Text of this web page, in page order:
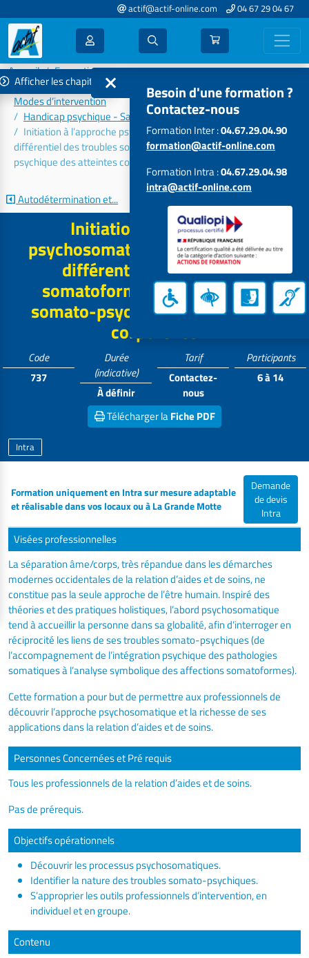
actif@actif-online.com 04 67 29 04 67
Accueil
Formations 2026
Connaissances et problématiques des publics accompagnés –
Modes d’intervention
Handicap psychique - Santé mentale
Initiation à l’approche psychosomatique : du diagnostic
différentiel des troubles somatoformes à l’intégration somato-
psychique des atteintes corporelles
Afficher les chapitres
Autodétermination et...
Initiation à l’approche
psychosomatique : du diagnostic
différentiel des troubles
somatoformes à l’intégration
somato-psychique des atteintes
corporelles
Code
737
Durée
(indicative)
À définir
Tarif
Contactez-
nous
Participants
6 à 14
Télécharger laFiche PDF
Intra
Formation uniquement en Intra sur mesure adaptable
et réalisable dans vos locaux ou à La Grande Motte
Demande
de devis
Intra
Visées professionnelles
La séparation âme/corps, très répandue dans les démarches
modernes occidentales de la relation d’aides et de soins, ne
constitue pas la seule approche de l’être humain. Inspiré des
théories et des pratiques holistiques, l’abord psychosomatique
tend à accueillir la personne dans sa globalité, afin d’interroger en
réciprocité les liens de ses troubles somato-psychiques (de
l’accompagnement de l’intégration psychique des pathologies
somatiques à l’analyse symbolique des affections somatoformes).
Cette formation a pour but de permettre aux professionnels de
découvrir l’approche psychosomatique et la richesse de ses
applications dans la relation d’aides et de soins.
Personnes Concernées et Pré requis
Tous les professionnels de la relation d’aides et de soins.
Pas de prérequis.
Objectifs opérationnels
Découvrir les processus psychosomatiques.
Identifier la nature des troubles somato-psychiques.
S’approprier les outils professionnels d’intervention, en
individuel et en groupe.
Contenu
Besoin d'une formation ?
Contactez-nous
Formation Inter :04.67.29.04.90
formation@actif-online.com
Formation Intra :04.67.29.04.98
intra@actif-online.com